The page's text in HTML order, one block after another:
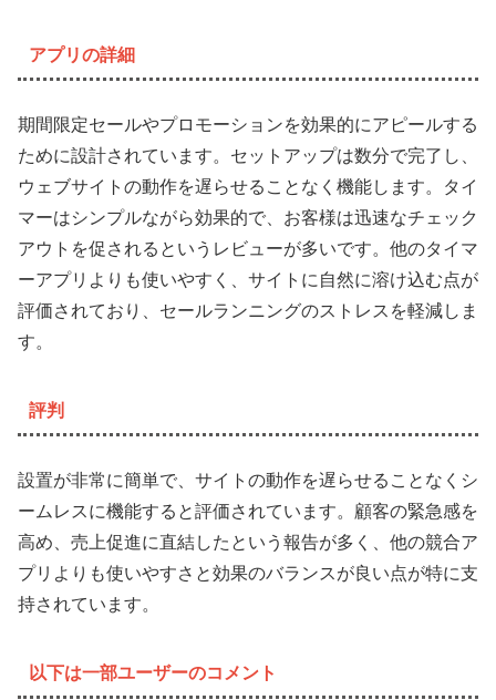
アプリの詳細
期間限定セールやプロモーションを効果的にアピールする
ために設計されています。セットアップは数分で完了し、
ウェブサイトの動作を遅らせることなく機能します。タイ
マーはシンプルながら効果的で、お客様は迅速なチェック
アウトを促されるというレビューが多いです。他のタイマ
ーアプリよりも使いやすく、サイトに自然に溶け込む点が
評価されており、セールランニングのストレスを軽減しま
す。
評判
設置が非常に簡単で、サイトの動作を遅らせることなくシ
ームレスに機能すると評価されています。顧客の緊急感を
高め、売上促進に直結したという報告が多く、他の競合ア
プリよりも使いやすさと効果のバランスが良い点が特に支
持されています。
以下は一部ユーザーのコメント